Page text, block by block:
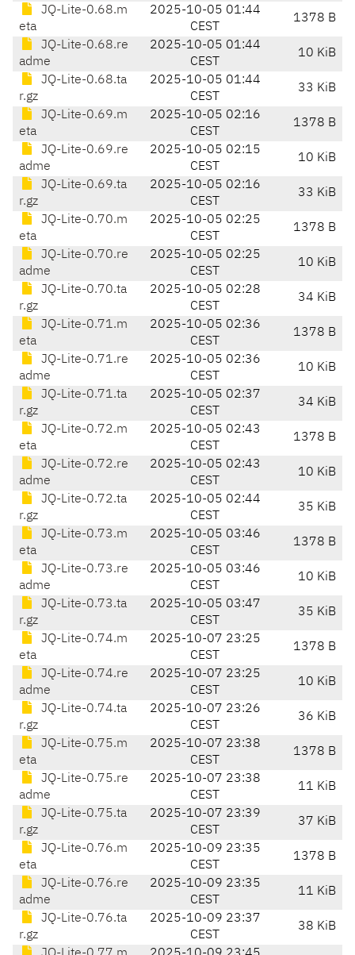
JQ-Lite-0.68.m
eta
2025-10-05 01:44
CEST
1378 B
JQ-Lite-0.68.re
adme
2025-10-05 01:44
CEST
10 KiB
JQ-Lite-0.68.ta
r.gz
2025-10-05 01:44
CEST
33 KiB
JQ-Lite-0.69.m
eta
2025-10-05 02:16
CEST
1378 B
JQ-Lite-0.69.re
adme
2025-10-05 02:15
CEST
10 KiB
JQ-Lite-0.69.ta
r.gz
2025-10-05 02:16
CEST
33 KiB
JQ-Lite-0.70.m
eta
2025-10-05 02:25
CEST
1378 B
JQ-Lite-0.70.re
adme
2025-10-05 02:25
CEST
10 KiB
JQ-Lite-0.70.ta
r.gz
2025-10-05 02:28
CEST
34 KiB
JQ-Lite-0.71.m
eta
2025-10-05 02:36
CEST
1378 B
JQ-Lite-0.71.re
adme
2025-10-05 02:36
CEST
10 KiB
JQ-Lite-0.71.ta
r.gz
2025-10-05 02:37
CEST
34 KiB
JQ-Lite-0.72.m
eta
2025-10-05 02:43
CEST
1378 B
JQ-Lite-0.72.re
adme
2025-10-05 02:43
CEST
10 KiB
JQ-Lite-0.72.ta
r.gz
2025-10-05 02:44
CEST
35 KiB
JQ-Lite-0.73.m
eta
2025-10-05 03:46
CEST
1378 B
JQ-Lite-0.73.re
adme
2025-10-05 03:46
CEST
10 KiB
JQ-Lite-0.73.ta
r.gz
2025-10-05 03:47
CEST
35 KiB
JQ-Lite-0.74.m
eta
2025-10-07 23:25
CEST
1378 B
JQ-Lite-0.74.re
adme
2025-10-07 23:25
CEST
10 KiB
JQ-Lite-0.74.ta
r.gz
2025-10-07 23:26
CEST
36 KiB
JQ-Lite-0.75.m
eta
2025-10-07 23:38
CEST
1378 B
JQ-Lite-0.75.re
adme
2025-10-07 23:38
CEST
11 KiB
JQ-Lite-0.75.ta
r.gz
2025-10-07 23:39
CEST
37 KiB
JQ-Lite-0.76.m
eta
2025-10-09 23:35
CEST
1378 B
JQ-Lite-0.76.re
adme
2025-10-09 23:35
CEST
11 KiB
JQ-Lite-0.76.ta
r.gz
2025-10-09 23:37
CEST
38 KiB